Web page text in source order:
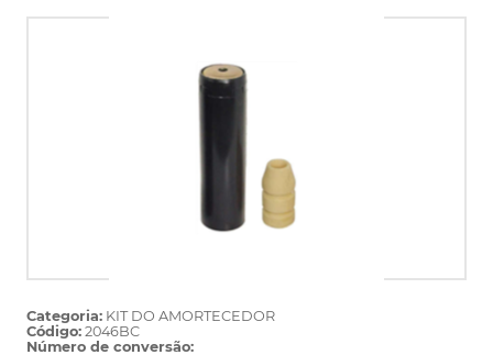
Categoria: KIT DO AMORTECEDOR
Código: 2046BC
Número de conversão: